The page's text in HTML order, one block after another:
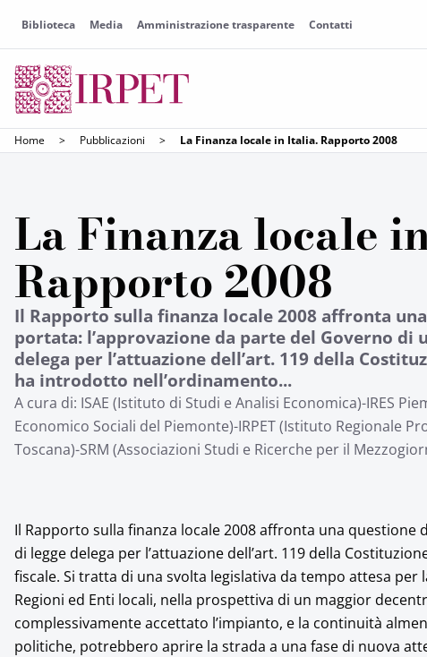
Biblioteca Media Amministrazione trasparente Contatti
Home > Pubblicazioni > La Finanza locale in Italia. Rapporto 2008
La Finanza locale
Rapporto 2008
Il Rapporto sulla finanza locale 2008 affronta
portata: l’approvazione da parte del Governo di
delega per l’attuazione dell’art. 119 della
ha introdotto nell’ordinamento...
A cura di: ISAE (Istituto di Studi e Analisi Economica)-IRES
Economico Sociali del Piemonte)-IRPET (Istituto Regionale
Toscana)-SRM (Associazioni Studi e Ricerche per il
Il Rapporto sulla finanza locale 2008 affronta una
di legge delega per l’attuazione dell’art. 119 della
fiscale. Si tratta di una svolta legislativa da tempo attesa
Regioni ed Enti locali, nella prospettiva di un maggior
complessivamente accettato l’impianto, e la continuità
politiche, potrebbero aprire la strada a una fase di nuova